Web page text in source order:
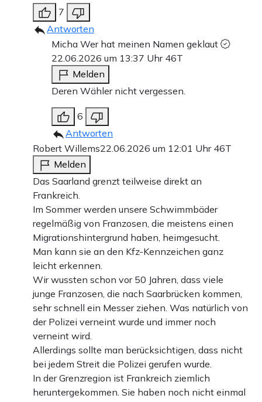
7
Antworten
Micha Wer hat meinen Namen geklaut
22.06.2026 um 13:37 Uhr 46T
Melden
Deren Wähler nicht vergessen.
6
Antworten
Robert Willems22.06.2026 um 12:01 Uhr 46T
Melden
Das Saarland grenzt teilweise direkt an
Frankreich.
Im Sommer werden unsere Schwimmbäder
regelmäßig von Franzosen, die meistens einen
Migrationshintergrund haben, heimgesucht.
Man kann sie an den Kfz-Kennzeichen ganz
leicht erkennen.
Wir wussten schon vor 50 Jahren, dass viele
junge Franzosen, die nach Saarbrücken kommen,
sehr schnell ein Messer ziehen. Was natürlich von
der Polizei verneint wurde und immer noch
verneint wird.
Allerdings sollte man berücksichtigen, dass nicht
bei jedem Streit die Polizei gerufen wurde.
In der Grenzregion ist Frankreich ziemlich
heruntergekommen. Sie haben noch nicht einmal